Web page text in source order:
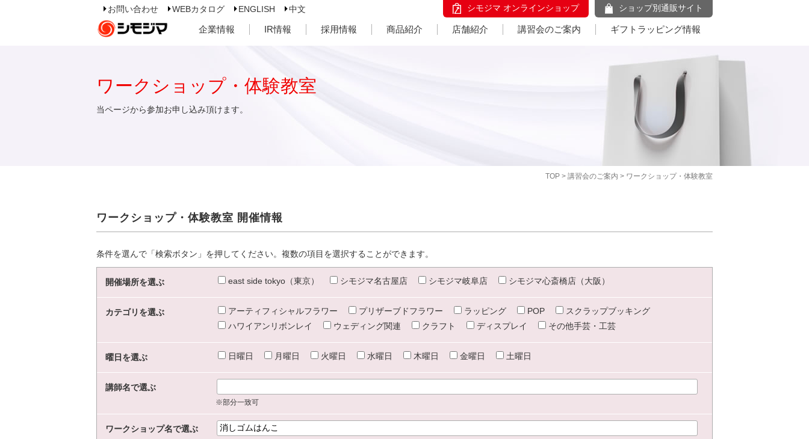
お問い合わせ WEBカタログ ENGLISH 中文 シモジマ オンラインショップ ショップ別通販サイト
企業情報 IR情報 採用情報 商品紹介 店舗紹介 講習会のご案内 ギフトラッピング情報
TOP > 講習会のご案内 > ワークショップ・体験教室
ワークショップ・体験教室
当ページから参加お申し込み頂けます。
ワークショップ・体験教室 開催情報
条件を選んで「検索ボタン」を押してください。複数の項目を選択することができます。
開催場所を選ぶ east side tokyo（東京） シモジマ名古屋店 シモジマ岐阜店 シモジマ心斎橋店（大阪）
カテゴリを選ぶ アーティフィシャルフラワー プリザーブドフラワー ラッピング POP
スクラップブッキング
ハワイアンリボンレイ
ウェディング関連 クラフト ディスプレイ その他手芸・工芸
曜日を選ぶ 日曜日 月曜日 火曜日 水曜日 木曜日 金曜日 土曜日
講師名で選ぶ
※部分一致可
ワークショップ名で選ぶ